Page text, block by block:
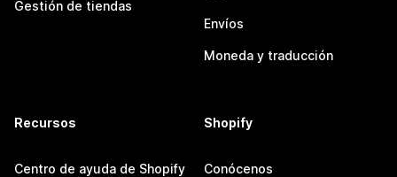
Gestión de tiendas
Envíos
Moneda y traducción
Recursos
Centro de ayuda de Shopify
Shopify
Conócenos